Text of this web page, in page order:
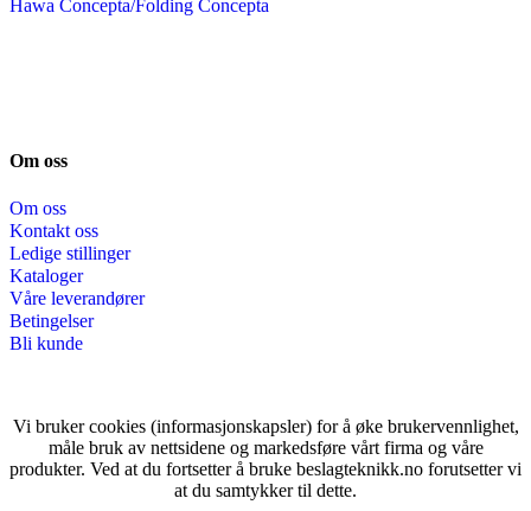
Hawa Concepta/Folding Concepta
Om oss
Om oss
Kontakt oss
Ledige stillinger
Kataloger
Våre leverandører
Betingelser
Bli kunde
Vi bruker cookies (informasjonskapsler) for å øke brukervennlighet,
måle bruk av nettsidene og markedsføre vårt firma og våre
produkter. Ved at du fortsetter å bruke beslagteknikk.no forutsetter vi
at du samtykker til dette.